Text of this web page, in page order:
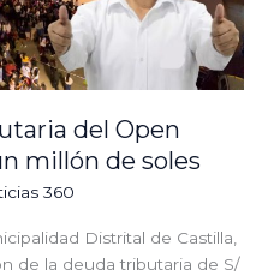
del Open
millón de soles
360
Distrital de Castilla,
de la deuda tributaria de S/